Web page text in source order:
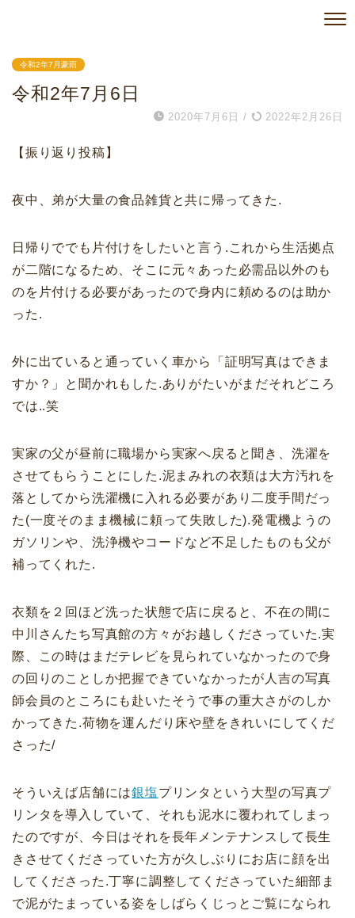
令和2年7月豪雨
令和2年7月6日
2020年7月6日 / 2022年2月26日
【振り返り投稿】
夜中、弟が大量の食品雑貨と共に帰ってきた.
日帰りででも片付けをしたいと言う.これから生活拠点
が二階になるため、そこに元々あった必需品以外のも
のを片付ける必要があったので身内に頼めるのは助か
った.
外に出ていると通っていく車から「証明写真はできま
すか？」と聞かれもした.ありがたいがまだそれどころ
では..笑
実家の父が昼前に職場から実家へ戻ると聞き、洗濯を
させてもらうことにした.泥まみれの衣類は大方汚れを
落としてから洗濯機に入れる必要があり二度手間だっ
た(一度そのまま機械に頼って失敗した).発電機ようの
ガソリンや、洗浄機やコードなど不足したものも父が
補ってくれた.
衣類を２回ほど洗った状態で店に戻ると、不在の間に
中川さんたち写真館の方々がお越しくださっていた.実
際、この時はまだテレビを見られていなかったので身
の回りのことしか把握できていなかったが人吉の写真
師会員のところにも赴いたそうで事の重大さがのしか
かってきた.荷物を運んだり床や壁をきれいにしてくだ
さった/
そういえば店舗には銀塩プリンタという大型の写真プ
リンタを導入していて、それも泥水に覆われてしまっ
たのですが、今日はそれを長年メンテナンスして長生
きさせてくださっていた方が久しぶりにお店に顔を出
してくださった.丁寧に調整してくださっていた細部ま
で泥がたまっている姿をしばらくじっとご覧になられ